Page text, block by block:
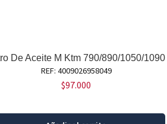
De Aceite M Ktm 790/890/1050/1090
REF: 4009026958049
$97.000